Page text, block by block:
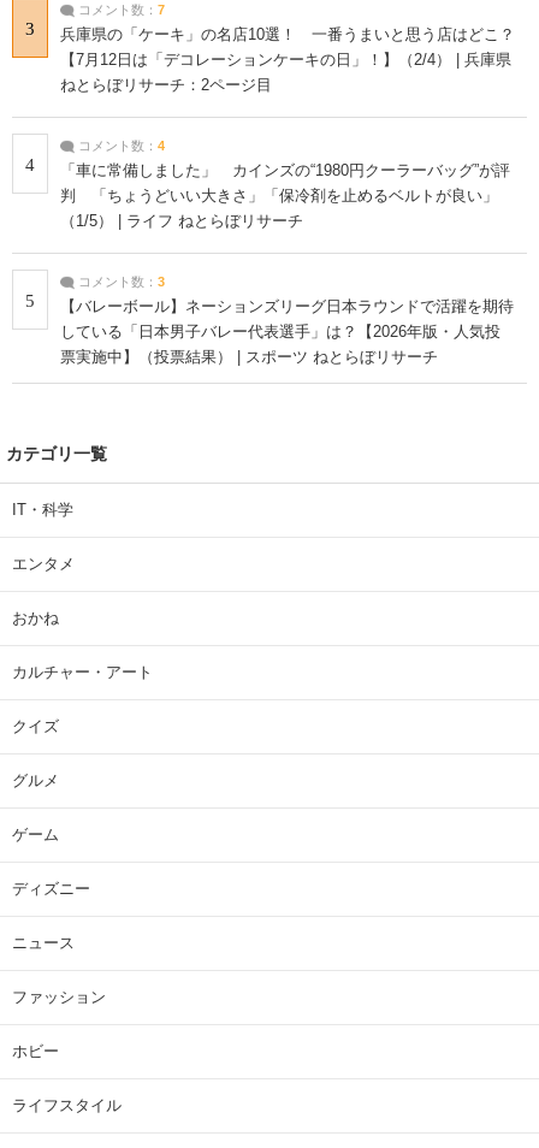
3
コメント数： 7
兵庫県の「ケーキ」の名店10選！ 一番うまいと思う店はどこ？
【7月12日は「デコレーションケーキの日」！】（2/4） | 兵庫県
ねとらぼリサーチ：2ページ目
4
コメント数： 4
「車に常備しました」 カインズの“1980円クーラーバッグ”が評
判 「ちょうどいい大きさ」「保冷剤を止めるベルトが良い」
（1/5） | ライフ ねとらぼリサーチ
5
コメント数： 3
【バレーボール】ネーションズリーグ日本ラウンドで活躍を期待
している「日本男子バレー代表選手」は？【2026年版・人気投
票実施中】（投票結果） | スポーツ ねとらぼリサーチ
カテゴリ一覧
IT・科学
エンタメ
おかね
カルチャー・アート
クイズ
グルメ
ゲーム
ディズニー
ニュース
ファッション
ホビー
ライフスタイル